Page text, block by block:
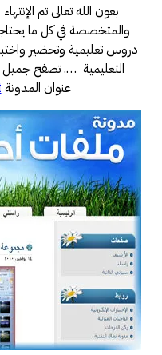
بعون الله تعالى تم
والمتخصصة في كل ما
دروس تعليمية وتحضير
التعليمية …. تصفح جميل
عنوان المدونة